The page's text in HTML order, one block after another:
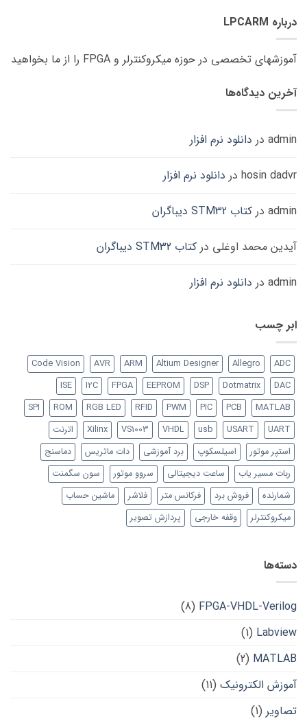
درباره LPCARM
آموزشهای تخصصی در حوزه میکروکنترلر و FPGA را از ما بخواهید
آخرین دیدگاه‌ها
admin در دانلود نرم افزار
hosin dadvr در دانلود نرم افزار
admin در کتاب STM32 دیباگران
آیدین محمد اوغلی در کتاب STM32 دیباگران
admin در دانلود نرم افزار
ابر چسب
ADC
Allegro
Altium Designer
ARM
AVR
Code Vision
DAC
Dotmatrix
DSP
EEPROM
FPGA
I2C
ISE
MATLAB
PCB
PIC
PWM
RFID
RGB LED
ROM
SPI
UART
USART
usb
VHDL
VS1003
Xilinx
اترنت
استپر موتور
اسیلسکوپ برد آموزشی دات ماتریس
دماسنج
ربات مسیر یاب
ساعت دیجیتالی سروو موتور
سون سگمنت
شمارنده
فروش برد فرکانس متر فلاشر
ماشین حساب
میکروکنترلر
وقفه خارجی پردازش تصویر
دسته‌ها
FPGA-VHDL-Verilog
(8)
Labview
(1)
MATLAB
(2)
آموزش الکترونیک (11)
تصاویر (1)